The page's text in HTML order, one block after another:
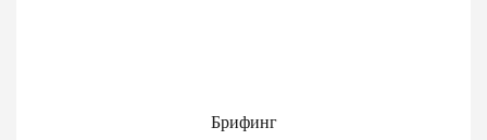
Брифинг